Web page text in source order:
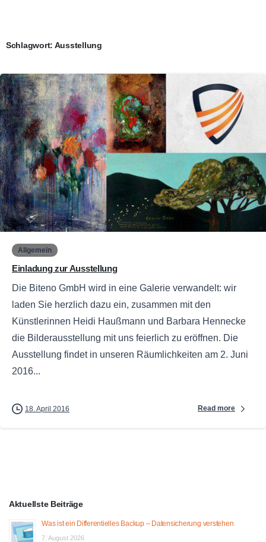
Schlagwort: Ausstellung
0
Allgemein
Einladung zur Ausstellung
Die Biteno GmbH wird in eine Galerie verwandelt: wir
laden Sie herzlich dazu ein, zusammen mit den
Künstlerinnen Heidi Haußmann und Barbara Hennecke
die Bilderausstellung mit uns feierlich zu eröffnen. Die
Ausstellung findet in unseren Räumlichkeiten am 2. Juni
2016...
18. April 2016 Read more
Aktuellste Beiträge
Was ist ein Differentielles Backup – Datensicherung verstehen
7. August 2026